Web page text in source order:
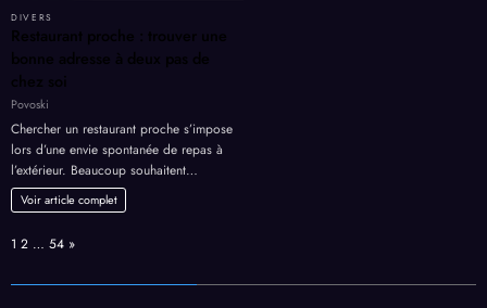
DIVERS
Restaurant proche : trouver une
bonne adresse à deux pas de
chez soi
Povoski
Chercher un restaurant proche s’impose
lors d’une envie spontanée de repas à
l’extérieur. Beaucoup souhaitent…
Voir article complet
Page:
1 2 … 54 Next
»